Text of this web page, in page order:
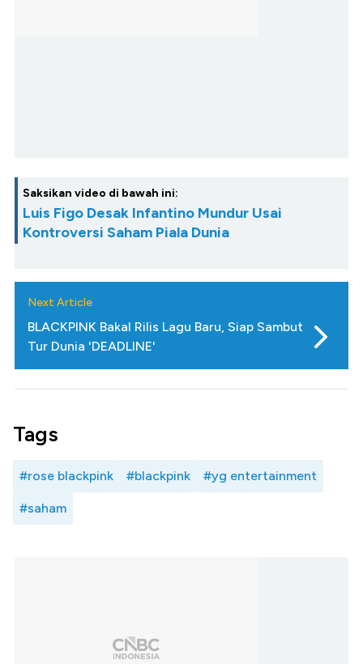
Saksikan video di bawah ini:
Luis Figo Desak Infantino Mundur Usai
Kontroversi Saham Piala Dunia
Next Article
BLACKPINK Bakal Rilis Lagu Baru, Siap Sambut
Tur Dunia 'DEADLINE'
Tags
#rose blackpink #blackpink #yg entertainment
#saham